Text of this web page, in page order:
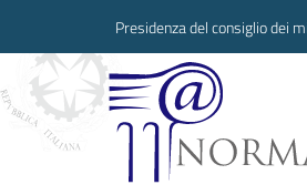
Presidenza del consiglio dei